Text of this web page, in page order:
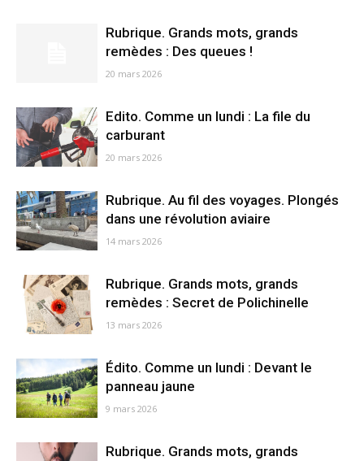
Rubrique. Grands mots, grands
remèdes : Des queues !
20 mars 2026
Edito. Comme un lundi : La file du
carburant
20 mars 2026
Rubrique. Au fil des voyages. Plongés
dans une révolution aviaire
14 mars 2026
Rubrique. Grands mots, grands
remèdes : Secret de Polichinelle
13 mars 2026
Édito. Comme un lundi : Devant le
panneau jaune
9 mars 2026
Rubrique. Grands mots, grands